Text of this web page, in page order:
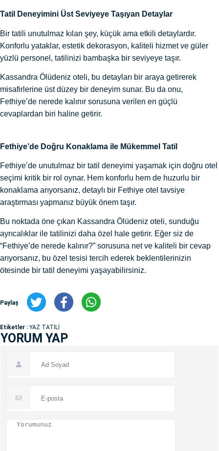
Tatil Deneyimini Üst Seviyeye Taşıyan Detaylar
Bir tatili unutulmaz kılan şey, küçük ama etkili detaylardır.
Konforlu yataklar, estetik dekorasyon, kaliteli hizmet ve güler
yüzlü personel, tatilinizi bambaşka bir seviyeye taşır.
Kassandra Ölüdeniz oteli, bu detayları bir araya getirerek
misafirlerine üst düzey bir deneyim sunar. Bu da onu,
Fethiye’de nerede kalınır sorusuna verilen en güçlü
cevaplardan biri haline getirir.
Fethiye’de Doğru Konaklama ile Mükemmel Tatil
Fethiye’de unutulmaz bir tatil deneyimi yaşamak için doğru otel
seçimi kritik bir rol oynar. Hem konforlu hem de huzurlu bir
konaklama arıyorsanız, detaylı bir Fethiye otel tavsiye
araştırması yapmanız büyük önem taşır.
Bu noktada öne çıkan Kassandra Ölüdeniz oteli, sunduğu
ayrıcalıklar ile tatilinizi daha özel hale getirir. Eğer siz de
“Fethiye’de nerede kalınır?” sorusuna net ve kaliteli bir cevap
arıyorsanız, bu özel tesisi tercih ederek beklentilerinizin
ötesinde bir tatil deneyimi yaşayabilirsiniz.
Paylaş
Etiketler : YAZ TATİLİ
YORUM YAP